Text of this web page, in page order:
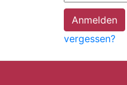
E-
vergessen?